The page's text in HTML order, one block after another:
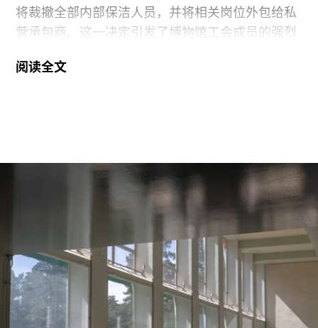
将裁撤全部内部保洁人员，并将相关岗位外包给私
营承包商。这一决定引发了博物馆工会成员的强烈
年。这批员工的最后工作日为8月14日。馆方表
示，这些员工可向即将接手的私营承包商重新申请
工会成员要求博物馆撤销这一决定，并发起请愿活
动，要求恢复保洁员工的职位。AICWU表示，截至
7月21日，请愿书已获得超过1900个签名。芝加哥
艺术学院一位发言人在接受《芝加哥太阳时报》采
访时表示：“芝加哥艺术学院高度重视每一位员工，
阅读全文